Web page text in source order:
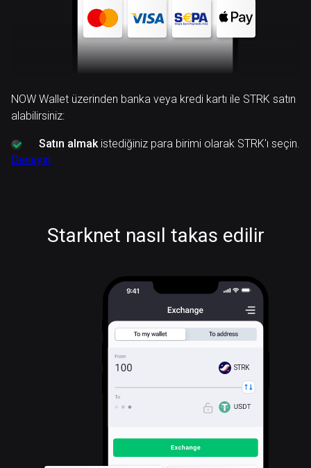
NOW Wallet üzerinden banka veya kredi kartı ile STRK satın
alabilirsiniz:
Satın almakistediğiniz para birimi olarak STRK'ı seçin.
Deneyin
Starknet nasıl takas edilir
STRK